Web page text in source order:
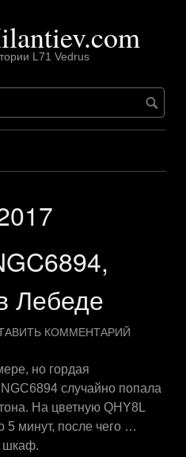
L71 Vedrus
Лебеде
КОММЕНТАРИЙ
но гордая
случайно попала
На цветную QHY8L
5 минут, после чего …
шкаф.